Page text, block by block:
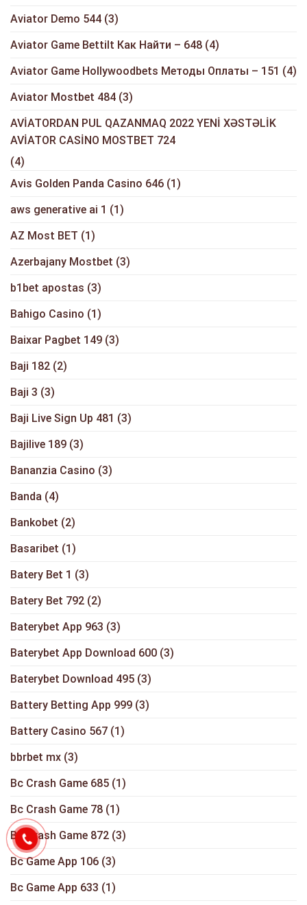
Aviator Demo 544 (3)
Aviator Game Bettilt Как Найти – 648 (4)
Aviator Game Hollywoodbets Методы Оплаты – 151 (4)
Aviator Mostbet 484 (3)
AVİATORDAN PUL QAZANMAQ 2022 YENİ XƏSTƏLİK
AVİATOR CASİNO MOSTBET 724
(4)
Avis Golden Panda Casino 646 (1)
aws generative ai 1 (1)
AZ Most BET (1)
Azerbajany Mostbet (3)
b1bet apostas (3)
Bahigo Casino (1)
Baixar Pagbet 149 (3)
Baji 182 (2)
Baji 3 (3)
Baji Live Sign Up 481 (3)
Bajilive 189 (3)
Bananzia Casino (3)
Banda (4)
Bankobet (2)
Basaribet (1)
Batery Bet 1 (3)
Batery Bet 792 (2)
Baterybet App 963 (3)
Baterybet App Download 600 (3)
Baterybet Download 495 (3)
Battery Betting App 999 (3)
Battery Casino 567 (1)
bbrbet mx (3)
Bc Crash Game 685 (1)
Bc Crash Game 78 (1)
Bc Crash Game 872 (3)
Bc Game App 106 (3)
Bc Game App 633 (1)